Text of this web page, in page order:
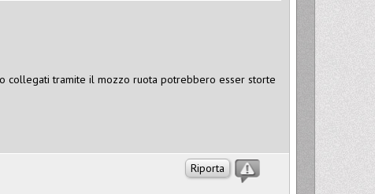
collegati tramite il mozzo ruota potrebbero esser storte
Riporta